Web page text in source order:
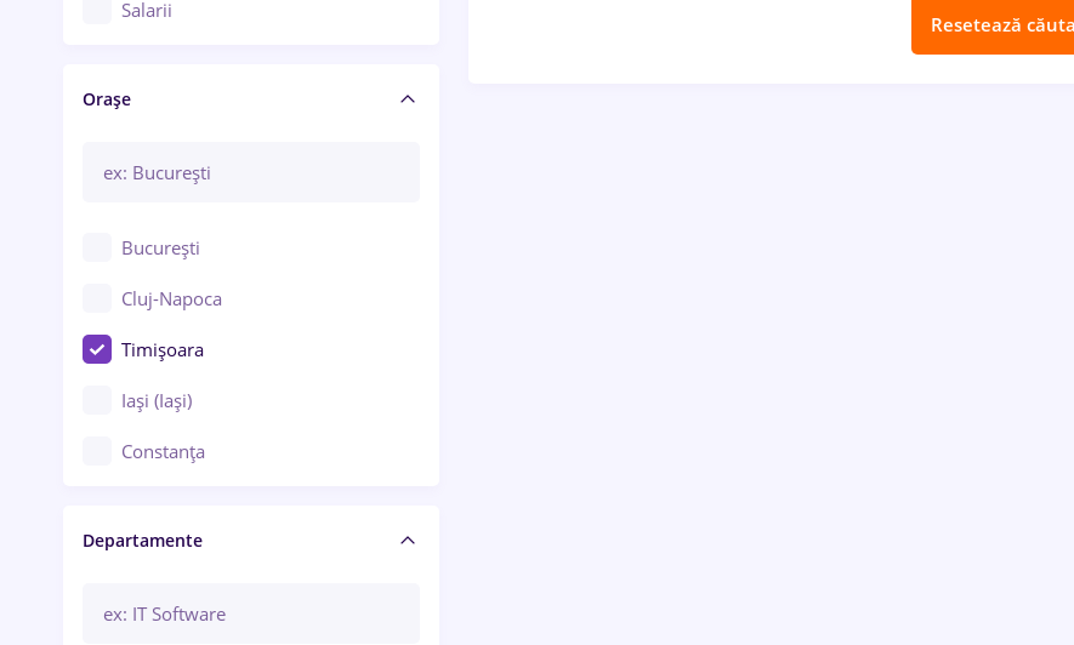
Salarii
Orașe
București
Cluj-Napoca
Timișoara
Iași (Iași)
Constanța
Brașov
Bacău
Departamente
Resetează